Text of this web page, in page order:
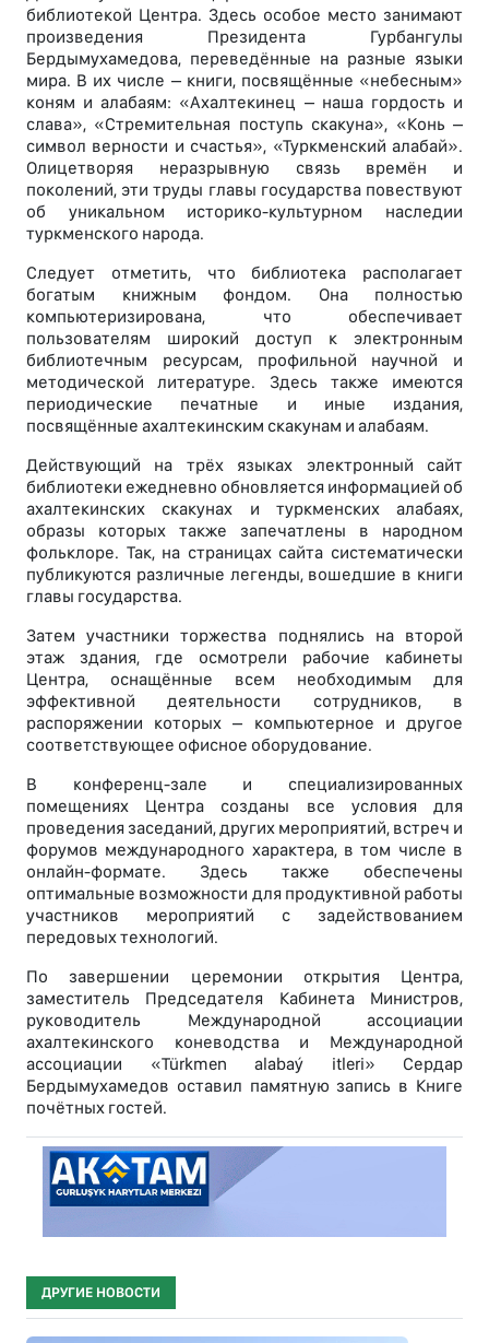
библиотекой Центра. Здесь особое место занимают
произведения Президента Гурбангулы
Бердымухамедова, переведённые на разные языки
мира. В их числе – книги, посвящённые «небесным»
коням и алабаям: «Ахалтекинец – наша гордость и
слава», «Стремительная поступь скакуна», «Конь –
символ верности и счастья», «Туркменский алабай».
Олицетворяя неразрывную связь времён и
поколений, эти труды главы государства повествуют
об уникальном историко-культурном наследии
туркменского народа.
Следует отметить, что библиотека располагает
богатым книжным фондом. Она полностью
компьютеризирована, что обеспечивает
пользователям широкий доступ к электронным
библиотечным ресурсам, профильной научной и
методической литературе. Здесь также имеются
периодические печатные и иные издания,
посвящённые ахалтекинским скакунам и алабаям.
Действующий на трёх языках электронный сайт
библиотеки ежедневно обновляется информацией об
ахалтекинских скакунах и туркменских алабаях,
образы которых также запечатлены в народном
фольклоре. Так, на страницах сайта систематически
публикуются различные легенды, вошедшие в книги
главы государства.
Затем участники торжества поднялись на второй
этаж здания, где осмотрели рабочие кабинеты
Центра, оснащённые всем необходимым для
эффективной деятельности сотрудников, в
распоряжении которых – компьютерное и другое
соответствующее офисное оборудование.
В конференц-зале и специализированных
помещениях Центра созданы все условия для
проведения заседаний, других мероприятий, встреч и
форумов международного характера, в том числе в
онлайн-формате. Здесь также обеспечены
оптимальные возможности для продуктивной работы
участников мероприятий с задействованием
передовых технологий.
По завершении церемонии открытия Центра,
заместитель Председателя Кабинета Министров,
руководитель Международной ассоциации
ахалтекинского коневодства и Международной
ассоциации «Türkmen alabaý itleri» Сердар
Бердымухамедов оставил памятную запись в Книге
почётных гостей.
ДРУГИЕ НОВОСТИ